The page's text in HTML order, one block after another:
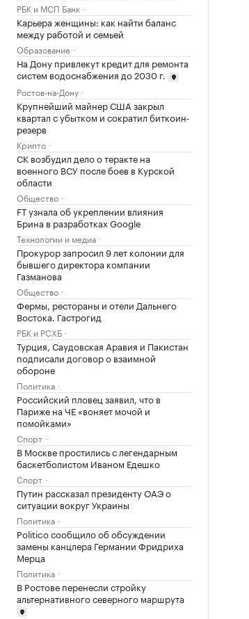
РБК и МСП Банк
Карьера женщины: как найти баланс
между работой и семьей
Образование
На Дону привлекут кредит для ремонта
систем водоснабжения до 2030 г.
Ростов-на-Дону
Крупнейший майнер США закрыл
квартал с убытком и сократил биткоин-
резерв
Крипто
СК возбудил дело о теракте на
военного ВСУ после боев в Курской
области
Общество
FT узнала об укреплении влияния
Брина в разработках Google
Технологии и медиа
Прокурор запросил 9 лет колонии для
бывшего директора компании
Газманова
Общество
Фермы, рестораны и отели Дальнего
Востока. Гастрогид
РБК и РСХБ
Турция, Саудовская Аравия и Пакистан
подписали договор о взаимной
обороне
Политика
Российский пловец заявил, что в
Париже на ЧЕ «воняет мочой и
помойками»
Спорт
В Москве простились с легендарным
баскетболистом Иваном Едешко
Спорт
Путин рассказал президенту ОАЭ о
ситуации вокруг Украины
Политика
Politico сообщило об обсуждении
замены канцлера Германии Фридриха
Мерца
Политика
В Ростове перенесли стройку
альтернативного северного маршрута